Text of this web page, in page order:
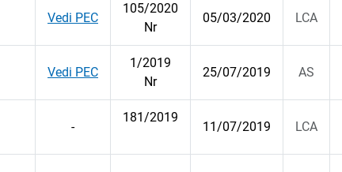
Vedi PEC
105/2020
Nr
05/03/2020 LCA
Vedi PEC
1/2019
Nr
25/07/2019 AS
-
181/2019
11/07/2019 LCA